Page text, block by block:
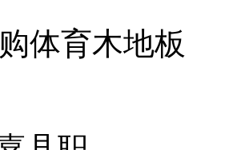
体育木地板